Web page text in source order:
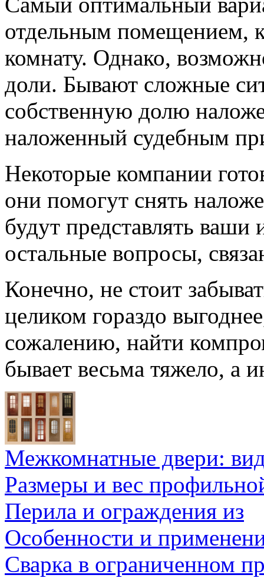
отдельным помещением,
комнату. Однако,
доли. Бывают сложные
собственную долю
наложенный судебным
Некоторые компании
они помогут снять
будут представлять ваши
остальные вопросы,
Конечно, не стоит
целиком гораздо
сожалению, найти
бывает весьма тяжело, а
Межкомнатные двери:
Размеры и вес
Перила и ограждения из
Особенности и
Сварка в ограниченном